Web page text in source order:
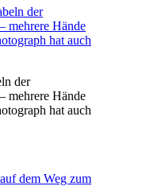
der
mehrere Hände
hat auch